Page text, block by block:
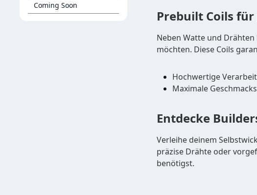
Coming Soon
Prebuilt Coils
Neben Watte und
möchten. Diese Coils
Hochwertige
Maximale
Entdecke
Verleihe deinem
präzise Drähte oder
benötigst.